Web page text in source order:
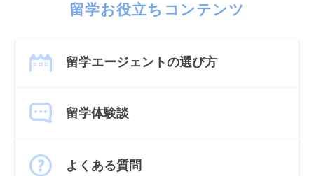
留学お役立ちコンテンツ
留学エージェントの選び方
留学体験談
よくある質問